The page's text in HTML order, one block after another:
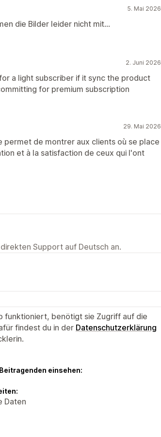
5. Mai 2026
die Bilder leider nicht mit...
2. Juni 2026
a light subscriber if it sync the product
for premium subscription
29. Mai 2026
permet de montrer aux clients où se place
et à la satisfaction de ceux qui l'ont
Support auf Deutsch an.
funktioniert, benötigt sie Zugriff auf die
findest du in der Datenschutzerklärung
einsehen:
Daten